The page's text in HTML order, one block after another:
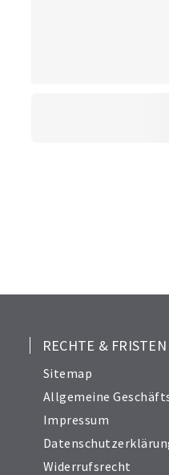
RECHTE & FRISTEN
Sitemap
Allgemeine
Impressum
Widerrufsrecht